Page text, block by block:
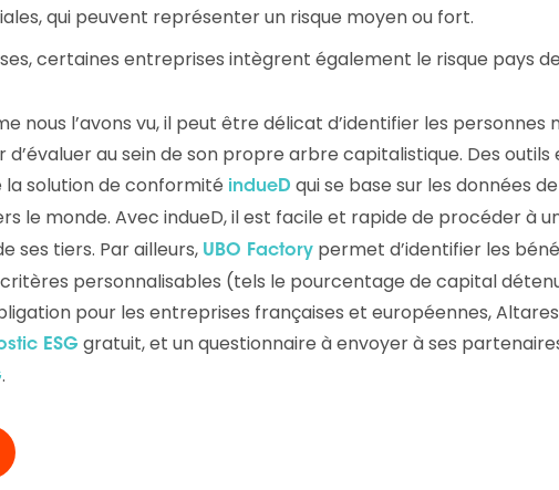
qui peuvent représenter un risque moyen ou fort.
certaines entreprises intègrent également le risque pays
nous l’avons vu, il peut être délicat d’identifier les personnes
au sein de son propre arbre capitalistique. Des
solution de conformité indueD qui se base sur les données
le monde. Avec indueD, il est facile et rapide de procéder à
ses tiers. Par ailleurs, UBO Factory permet d’identifier les
personnalisables (tels le pourcentage de capital
pour les entreprises françaises et européennes,
ESG gratuit, et un questionnaire à envoyer à ses
.